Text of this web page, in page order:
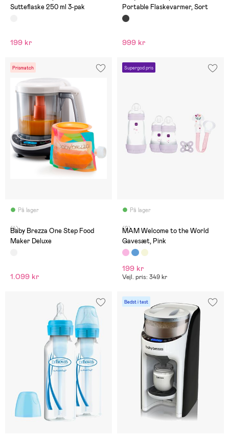
Sutteflaske 250 ml 3-pak
199 kr
Portable Flaskevarmer, Sort
999 kr
Prismatch
På lager
(4)
Baby Brezza One Step Food
Maker Deluxe
1.099 kr
Supergod pris
På lager
(9)
MAM Welcome to the World
Gavesæt, Pink
199 kr
Vejl. pris: 349 kr
Bedst i test